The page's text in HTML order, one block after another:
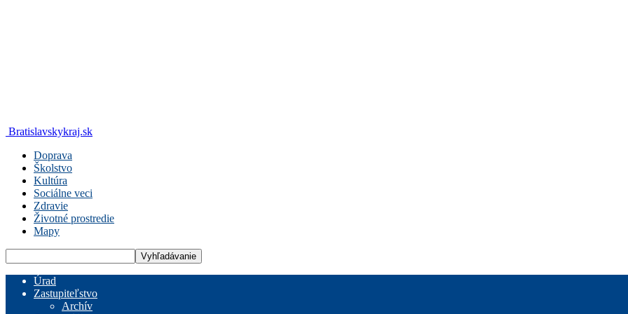
Bratislavskykraj.sk
Doprava
Školstvo
Kultúra
Sociálne veci
Zdravie
Životné prostredie
Mapy
Úrad
Zastupiteľstvo
Archív